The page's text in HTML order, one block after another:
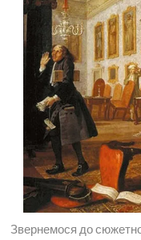
Звернемося до сюжетної